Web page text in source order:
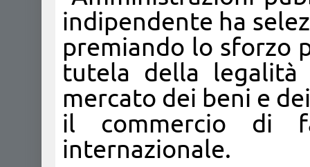
indipendente ha
premiando lo sforzo
tutela della
mercato dei beni e
il commercio di
internazionale.